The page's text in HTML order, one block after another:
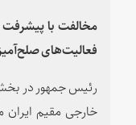
مخالفت با
فعالیت‌های
رئیس جمهور در
خارجی مقیم